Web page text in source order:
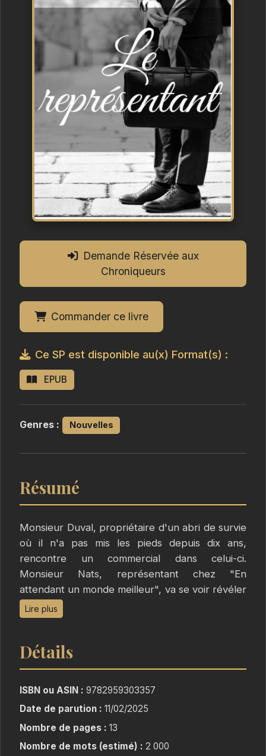
Demande Réservée aux
Chroniqueurs
Commander ce livre
Ce SP est disponible au(x) Format(s) :
EPUB
Genres : Nouvelles
Résumé
Monsieur Duval, propriétaire d'un abri de survie
où il n'a pas mis les pieds depuis dix ans,
rencontre un commercial dans celui-ci.
Monsieur Nats, représentant chez "En
attendant un monde meilleur", va se voir révéler
un étrange secret.
Lire plus
Détails
ISBN ou ASIN : 9782959303357
Date de parution : 11/02/2025
Nombre de pages : 13
Nombre de mots (estimé) : 2 000